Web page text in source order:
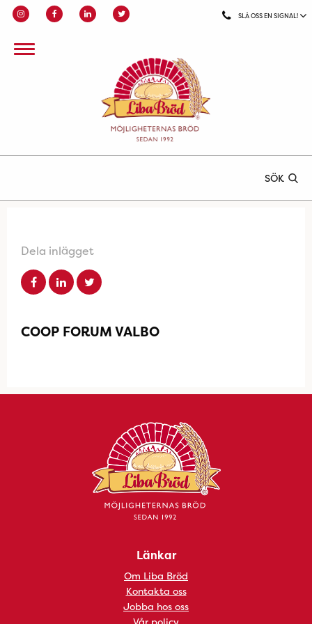
SLÅ OSS EN SIGNAL!
SÖK
Dela inlägget
COOP FORUM VALBO
Länkar
Om Liba Bröd
Kontakta oss
Jobba hos oss